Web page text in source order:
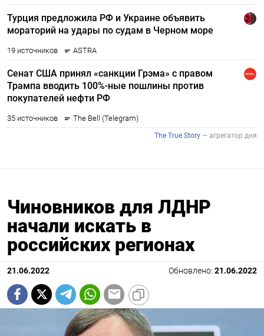
Чиновников для ЛДНР
начали искать в
российских регионах
21.06.2022 Обновлено: 21.06.2022